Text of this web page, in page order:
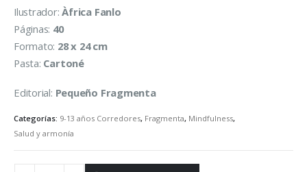
Ilustrador:Àfrica Fanlo
Páginas: 40
Formato: 28 x 24 cm
Pasta: Cartoné
Editorial: Pequeño Fragmenta
Categorías: 9-13 años Corredores, Fragmenta, Mindfulness,
Salud y armonía